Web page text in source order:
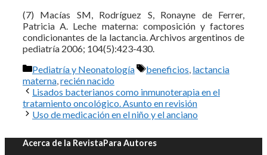
(7) Macías SM, Rodríguez S, Ronayne de Ferrer,
Patricia A. Leche materna: composición y factores
condicionantes de la lactancia. Archivos argentinos de
pediatría 2006; 104(5):423-430.
Categorías
Pediatría y Neonatología Etiquetas
beneficios lactancia
materna recién nacido
Lisados bacterianos como inmunoterapia en el
tratamiento oncológico. Asunto en revisión
Uso de medicación en el niño y el anciano
Acerca de la RevistaPara Autores